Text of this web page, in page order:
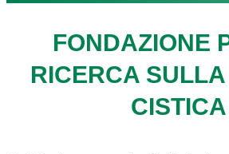
FONDAZIONE
RICERCA
CISTICA